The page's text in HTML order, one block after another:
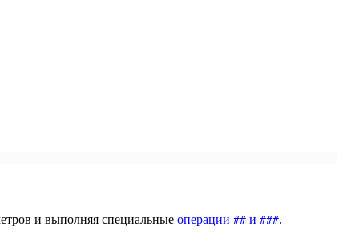
и выполняя специальные операции ## и ###.